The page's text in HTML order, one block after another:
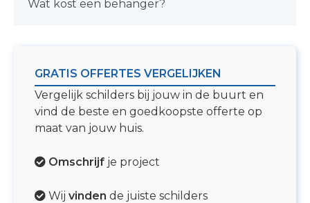
Wat kost een behanger?
GRATIS OFFERTES VERGELIJKEN
Vergelijk schilders bij jouw in de buurt en
vind de beste en goedkoopste offerte op
maat van jouw huis.
Omschrijf je project
Wij vinden de juiste schilders